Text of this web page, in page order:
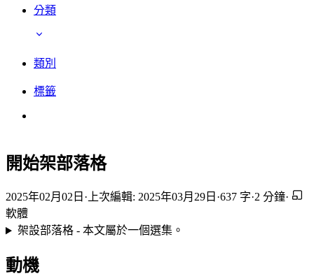
分類
類別
標籤
開始架部落格
2025年02月02日 ·上次編輯: 2025年03月29日 ·637 字·2 分鐘·
軟體
架設部落格 - 本文屬於一個選集。
動機